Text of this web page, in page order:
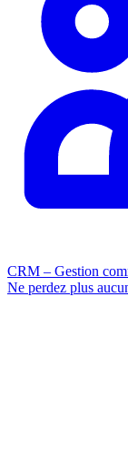
CRM – Gestion
Ne perdez plus